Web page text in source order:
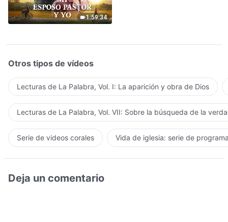
1:59:34
Otros tipos de vídeos
Lecturas de La Palabra, Vol. I: La aparición y obra de Dios
Lecturas de La Palabra, Vol. VII: Sobre la búsqueda de la
Serie de videos corales Vida de iglesia: serie de
Deja un comentario